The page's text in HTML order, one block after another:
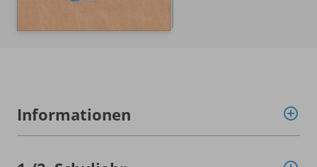
Informationen